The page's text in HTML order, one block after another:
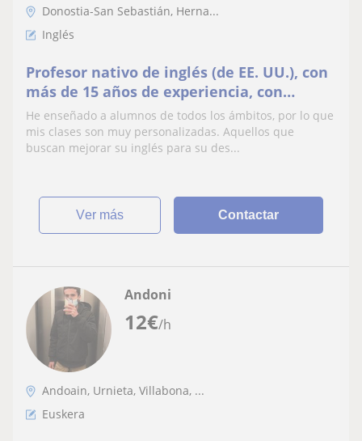
Donostia-San Sebastián, Herna...
Inglés
Profesor nativo de inglés (de EE. UU.), con
más de 15 años de experiencia, con
adolescentes y adultos, online y
presencial
He enseñado a alumnos de todos los ámbitos, por lo que
mis clases son muy personalizadas. Aquellos que
buscan mejorar su inglés para su des...
ver más Contactar
12€/h
Andoni
Andoain, Urnieta, Villabona, ...
Euskera